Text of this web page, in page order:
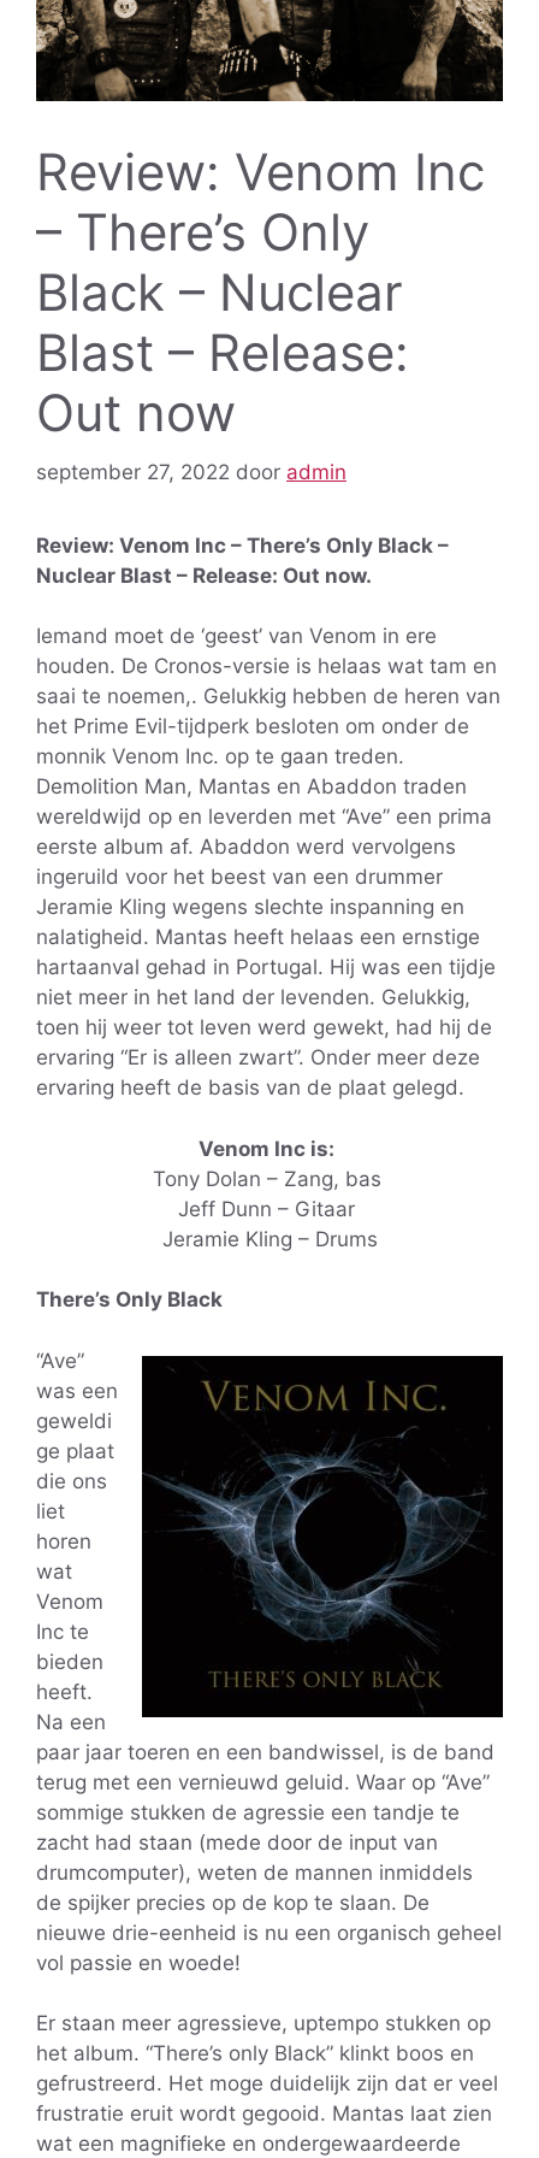
Review: Venom Inc
– There’s Only
Black – Nuclear
Blast – Release:
Out now
september 27, 2022 door admin
Review: Venom Inc – There’s Only Black –
Nuclear Blast – Release: Out now.
Iemand moet de ‘geest’ van Venom in ere
houden. De Cronos-versie is helaas wat tam en
saai te noemen,. Gelukkig hebben de heren van
het Prime Evil-tijdperk besloten om onder de
monnik Venom Inc. op te gaan treden.
Demolition Man, Mantas en Abaddon traden
wereldwijd op en leverden met “Ave” een prima
eerste album af. Abaddon werd vervolgens
ingeruild voor het beest van een drummer
Jeramie Kling wegens slechte inspanning en
nalatigheid. Mantas heeft helaas een ernstige
hartaanval gehad in Portugal. Hij was een tijdje
niet meer in het land der levenden. Gelukkig,
toen hij weer tot leven werd gewekt, had hij de
ervaring “Er is alleen zwart”. Onder meer deze
ervaring heeft de basis van de plaat gelegd.
Venom Inc is:
Tony Dolan – Zang, bas
Jeff Dunn – Gitaar
Jeramie Kling – Drums
There’s Only Black
“Ave”
was een
geweldi
ge plaat
die ons
liet
horen
wat
Venom
Inc te
bieden
heeft.
Na een
paar jaar toeren en een bandwissel, is de band
terug met een vernieuwd geluid. Waar op “Ave”
sommige stukken de agressie een tandje te
zacht had staan (mede door de input van
drumcomputer), weten de mannen inmiddels
de spijker precies op de kop te slaan. De
nieuwe drie-eenheid is nu een organisch geheel
vol passie en woede!
Er staan ​​meer agressieve, uptempo stukken op
het album. “There’s only Black” klinkt boos en
gefrustreerd. Het moge duidelijk zijn dat er veel
frustratie eruit wordt gegooid. Mantas laat zien
wat een magnifieke en ondergewaardeerde